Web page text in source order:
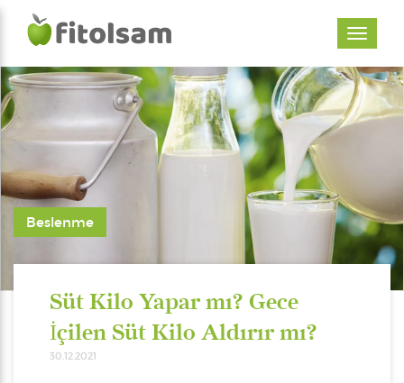
Beslenme
Süt Kilo Yapar mı? Gece
İçilen Süt Kilo Aldırır mı?
30.12.2021